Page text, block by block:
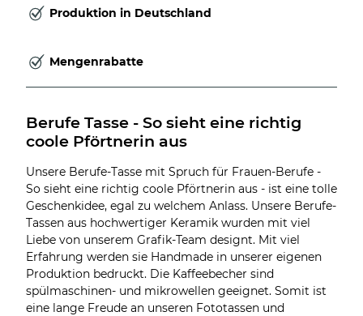
Produktion in Deutschland
Mengenrabatte
Berufe Tasse - So sieht eine richtig
coole Pförtnerin aus
Unsere Berufe-Tasse mit Spruch für Frauen-Berufe -
So sieht eine richtig coole Pförtnerin aus - ist eine tolle
Geschenkidee, egal zu welchem Anlass. Unsere Berufe-
Tassen aus hochwertiger Keramik wurden mit viel
Liebe von unserem Grafik-Team designt. Mit viel
Erfahrung werden sie Handmade in unserer eigenen
Produktion bedruckt. Die Kaffeebecher sind
spülmaschinen- und mikrowellen geeignet. Somit ist
eine lange Freude an unseren Fototassen und